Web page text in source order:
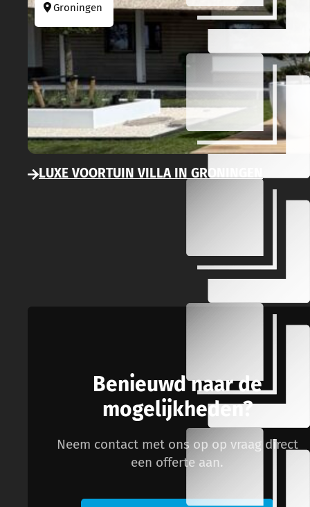
Groningen
LUXE VOORTUIN VILLA IN GRONINGEN
Benieuwd naar de
mogelijkheden?
Neem contact met ons op op vraag direct
een offerte aan.